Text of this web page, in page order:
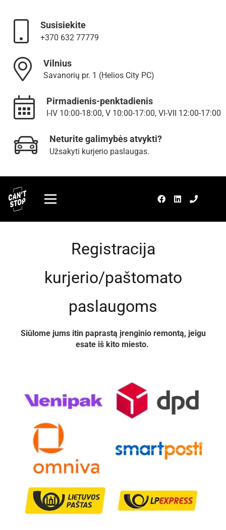
Susisiekite
+370 632 77779
Vilnius
Savanorių pr. 1 (Helios City PC)
Pirmadienis-penktadienis
I-IV 10:00-18:00, V 10:00-17:00, VI-VII 12:00-17:00
Neturite galimybės atvykti?
Užsakyti kurjerio paslaugas.
Registracija
kurjerio/paštomato
paslaugoms
Siūlome jums itin paprastą įrenginio remontą, jeigu
esate iš kito miesto.